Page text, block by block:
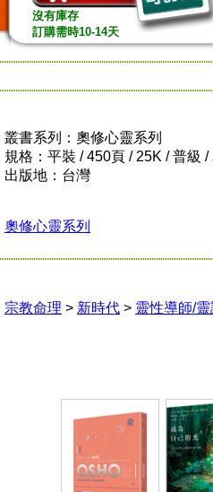
沒有庫存
訂購需時10-14天
叢書系列：奧修心靈系列
規格：平裝 / 450頁 / 25K / 普級
出版地：台灣
奧修心靈系列
宗教命理 > 新時代 > 靈性導師/